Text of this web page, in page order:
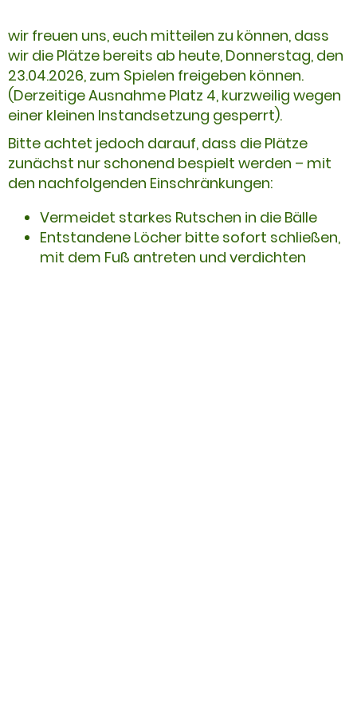
wir freuen uns, euch mitteilen zu können, dass
wir die Plätze bereits ab heute, Donnerstag, den
23.04.2026, zum Spielen freigeben können.
(Derzeitige Ausnahme Platz 4, kurzweilig wegen
einer kleinen Instandsetzung gesperrt).
Bitte achtet jedoch darauf, dass die Plätze
zunächst nur schonend bespielt werden – mit
den nachfolgenden Einschränkungen:
Vermeidet starkes Rutschen in die Bälle
Entstandene Löcher bitte sofort schließen,
mit dem Fuß antreten und verdichten